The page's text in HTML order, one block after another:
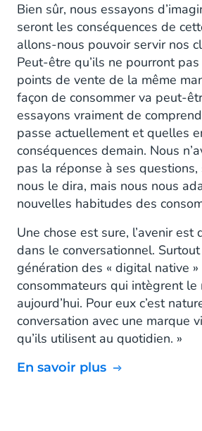
Bien sûr, nous essayons
seront les conséquences de
allons-nous pouvoir servir nos
Peut-être qu’ils ne pourront
points de vente de la même
façon de consommer va peut-
essayons vraiment de
passe actuellement et quelles
conséquences demain. Nous
pas la réponse à ses questions,
nous le dira, mais nous nous
nouvelles habitudes des
Une chose est sure, l’avenir est
dans le conversationnel.
génération des « digital native
consommateurs qui intègrent le
aujourd’hui. Pour eux c’est
conversation avec une marque
qu’ils utilisent au quotidien. »
En savoir plus